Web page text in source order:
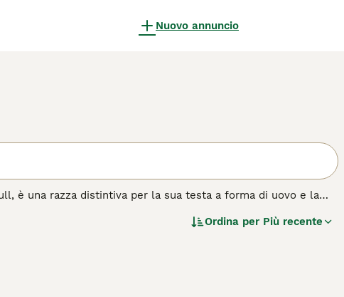
Nuovo annuncio
è una razza distintiva per la sua testa a forma di uovo e la
si distinguono per essere compagni affettuosi e protettivi.
con i membri della famiglia e adorano essere al centro
precoce per canalizzare la loro energia in modo
Ordina per Più recente